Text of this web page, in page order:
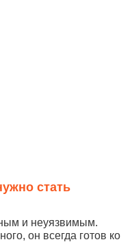
стать
и неуязвимым.
он всегда готов ко